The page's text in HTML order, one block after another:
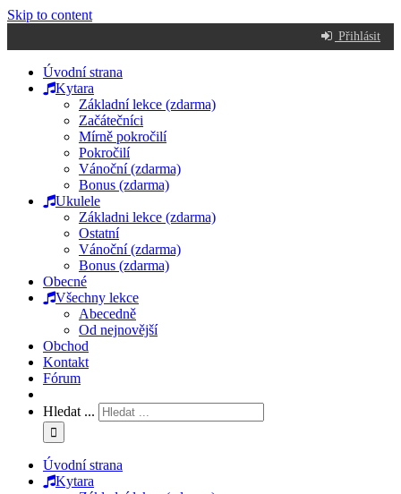
Skip to content
Přihlásit
Úvodní strana
Kytara
Základní lekce (zdarma)
Začátečníci
Mírně pokročilí
Pokročilí
Vánoční (zdarma)
Bonus (zdarma)
Ukulele
Základni lekce (zdarma)
Ostatní
Vánoční (zdarma)
Bonus (zdarma)
Obecné
Všechny lekce
Abecedně
Od nejnovější
Obchod
Kontakt
Fórum
Hledat ...
Úvodní strana
Kytara